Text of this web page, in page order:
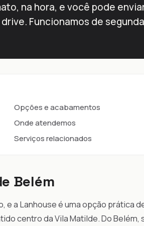
na hora, e você pode
Funcionamos de
Opções e acabamentos
Onde atendemos
Serviços relacionados
Belém
e a Lanhouse é uma opção prática
centro da Vila Matilde. Do Belém,